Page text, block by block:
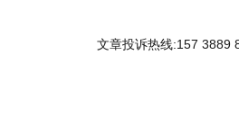
文章投诉热线:157 3889